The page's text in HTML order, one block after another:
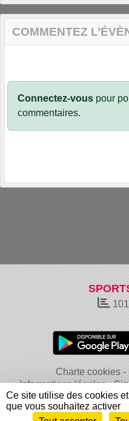
COMMENTEZ
Connectez-vous pour
commentaires.
Charte cookies
Informations légales
Ce site utilise des cookies
que vous souhaitez activer